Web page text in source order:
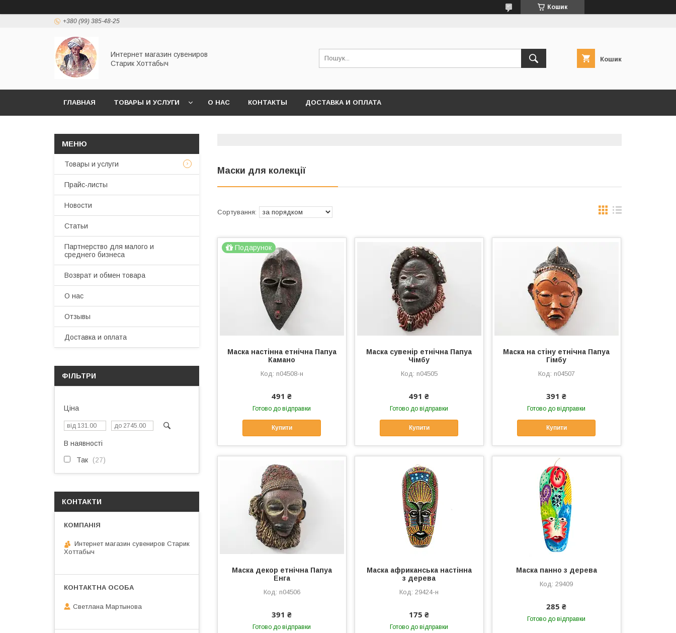
Кошик
+380 (99) 385-48-25
Интернет магазин сувениров
Старик Хоттабыч
Кошик
ГЛАВНАЯ ТОВАРЫ И УСЛУГИ О НАС КОНТАКТЫ ДОСТАВКА И ОПЛАТА
Маски для колекції
Подарунок
Маска настінна етнічна Папуа
Камано
n04508-н
491 ₴
Готово до відправки
Купити
Маска сувенір етнічна Папуа
Чімбу
n04505
491 ₴
Готово до відправки
Купити
Маска на стіну етнічна Папуа
Гімбу
n04507
391 ₴
Готово до відправки
Купити
Маска декор етнічна Папуа
Енга
n04506
391 ₴
Готово до відправки
Маска африканська настінна
з дерева
29424-н
175 ₴
Готово до відправки
Маска панно з дерева
29409
285 ₴
Готово до відправки
Товары и услуги
Прайс-листы
Новости
Статьи
Партнерство для малого и
среднего бизнеса
Возврат и обмен товара
О нас
Отзывы
Доставка и оплата
ФІЛЬТРИ
Ціна
В наявності
Так 27
КОНТАКТИ
Интернет магазин сувениров Старик
Хоттабыч
Светлана Мартынова